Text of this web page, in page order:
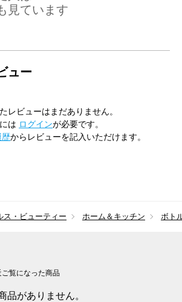
見ています
ュー
レビューはまだありません。
は ログインが必要です。
歴からレビューを記入いただけます。
ス・ビューティー ホーム＆キッチン ボト
ご覧になった商品
品がありません。